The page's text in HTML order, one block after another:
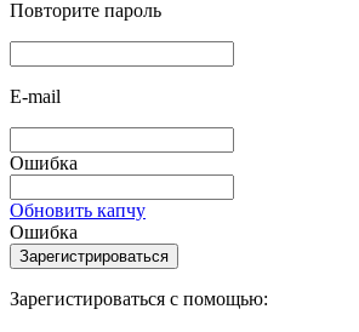
Повторите пароль
E-mail
Ошибка
Обновить капчу
Ошибка
Зарегистироваться с помощью: